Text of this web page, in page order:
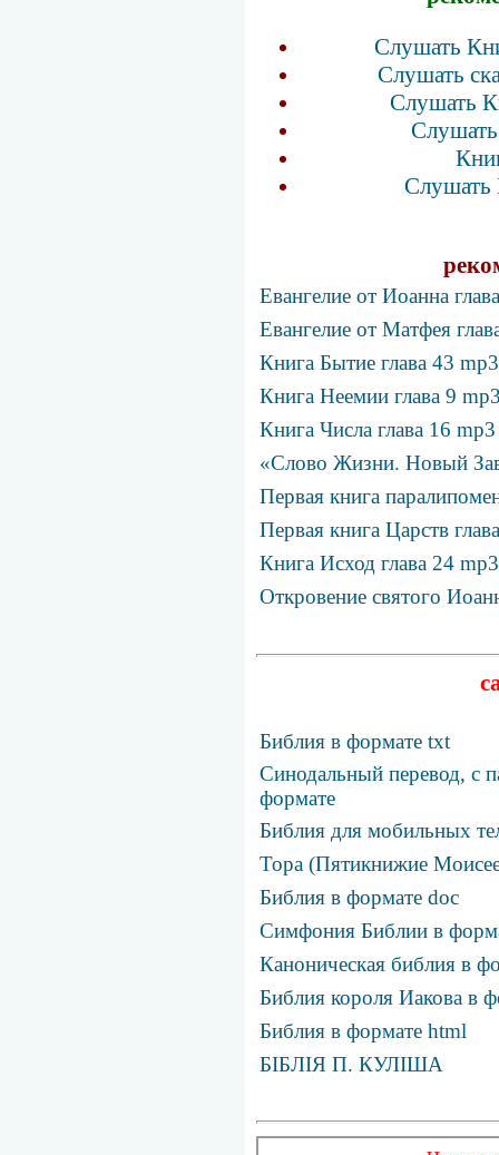
Слушать
Слушать
Слушать
Слушать
Евангелие от Иоанна
Евангелие от Матфея
Книга Бытие глава 43 mp3
Книга Неемии глава 9
Книга Числа глава 16 mp3
«Слово Жизни. Новый
Первая книга
Первая книга Царств
Книга Исход глава 24 mp3
Откровение святого
Библия в формате txt
Синодальный перевод, с
формате
Библия для мобильных
Тора (Пятикнижие
Библия в формате doc
Симфония Библии в
Каноническая библия в
Библия короля Иакова в
Библия в формате html
БІБЛІЯ П. КУЛІША